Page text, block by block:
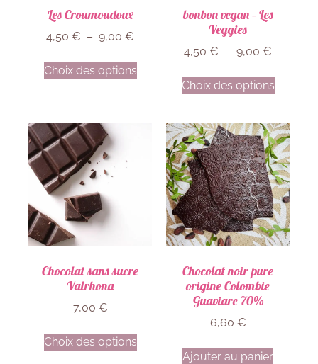
Les Croumoudoux
4,50 € – 9,00 €
Choix des options
bonbon vegan – Les
Veggies
4,50 € – 9,00 €
Choix des options
Chocolat sans sucre
Valrhona
7,00 €
Choix des options
Chocolat noir pure
origine Colombie
Guaviare 70%
6,60 €
Ajouter au panier